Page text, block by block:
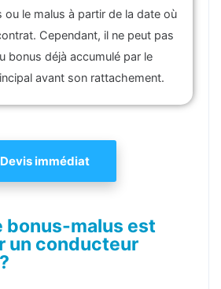
ou le malus à partir de la date où
Cependant, il ne peut pas
bonus déjà accumulé par le
avant son rattachement.
Devis immédiat
bonus-malus est
un conducteur